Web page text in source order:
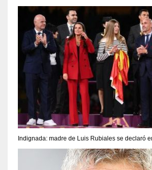
Indignada: madre de Luis Rubiales se declaró